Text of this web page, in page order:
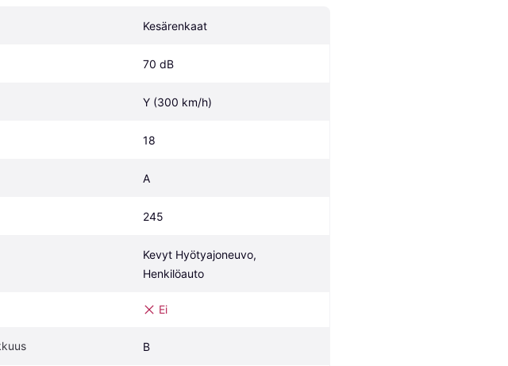
Kesärenkaat
70 dB
Y (300 km/h)
18
A
245
Kevyt Hyötyajoneuvo,
Henkilöauto
Ei
B